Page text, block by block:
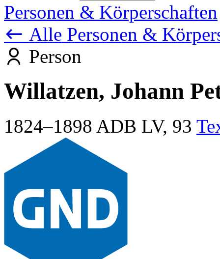
Personen & Körperschaften
Alle Personen &
Person
Willatzen, Johann
1824–1898 ADB LV, 93